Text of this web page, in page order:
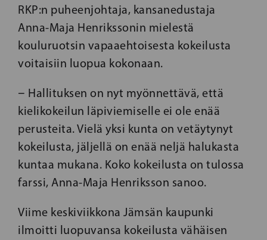
RKP:n puheenjohtaja, kansanedustaja
Anna-Maja Henrikssonin mielestä
kouluruotsin vapaaehtoisesta kokeilusta
voitaisiin luopua kokonaan.
− Hallituksen on nyt myönnettävä, että
kielikokeilun läpiviemiselle ei ole enää
perusteita. Vielä yksi kunta on vetäytynyt
kokeilusta, jäljellä on enää neljä halukasta
kuntaa mukana. Koko kokeilusta on tulossa
farssi, Anna-Maja Henriksson sanoo.
Viime keskiviikkona Jämsän kaupunki
ilmoitti luopuvansa kokeilusta vähäisen